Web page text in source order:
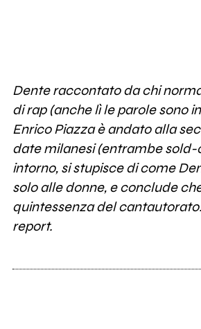
Dente raccontato da chi
di rap (anche lì le parole sono
Enrico Piazza è andato alla
date milanesi (entrambe sold-
intorno, si stupisce di come
solo alle donne, e conclude
quintessenza del
report.